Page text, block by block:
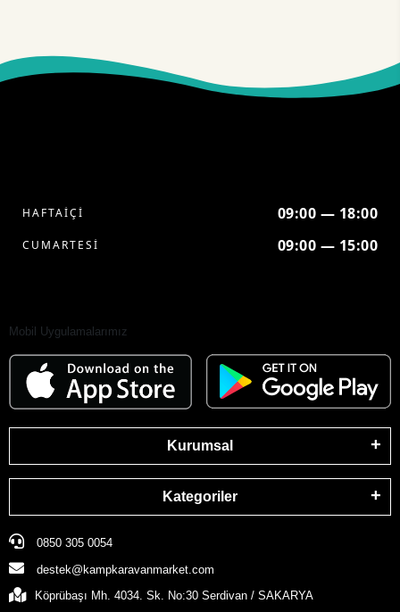
HAFTAİÇİ 09:00 — 18:00
CUMARTESİ 09:00 — 15:00
Mobil Uygulamalarımız
Kurumsal
Kategoriler
0850 305 0054
destek@kampkaravanmarket.com
Köprübaşı Mh. 4034. Sk. No:30 Serdivan / SAKARYA